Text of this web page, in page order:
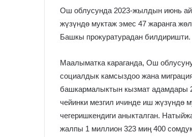
Ош облусунда 2023-жылдын июнь
жүзүндө муктаж эмес 47 жаранга
Башкы прокуратурадан билдиришти.
Маалыматка караганда, Ош
социалдык камсыздоо жана
башкармалыктын кызмат
чейинки мезгил ичинде иш жүзүндө
чегеришкендиги аныкталган.
жалпы 1 миллион 323 миң 400